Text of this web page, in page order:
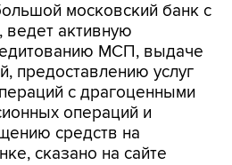
московский банк с
ведет активную
МСП, выдаче
предоставлению услуг
с драгоценными
операций и
средств на
сказано на сайте